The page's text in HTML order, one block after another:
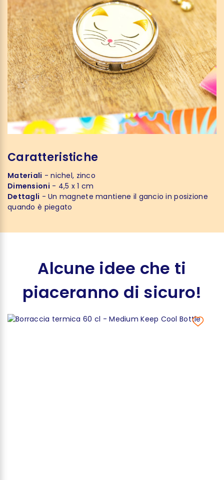
Caratteristiche
Materiali - nichel, zinco
Dimensioni - 4,5 x 1 cm
Dettagli - Un magnete mantiene il gancio in posizione
quando è piegato
Alcune idee che ti
piaceranno di sicuro!